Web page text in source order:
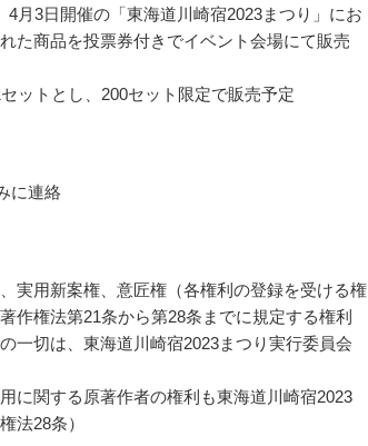
4月3日開催の「東海道川崎宿2023まつり」にお
た商品を投票券付きでイベント会場にて販売
ットとし、200セット限定で販売予定
に連絡
実用新案権、意匠権（各権利の登録を受ける権
作権法第21条から第28条までに規定する権利
一切は、東海道川崎宿2023まつり実行委員会
に関する原著作者の権利も東海道川崎宿2023
法28条）